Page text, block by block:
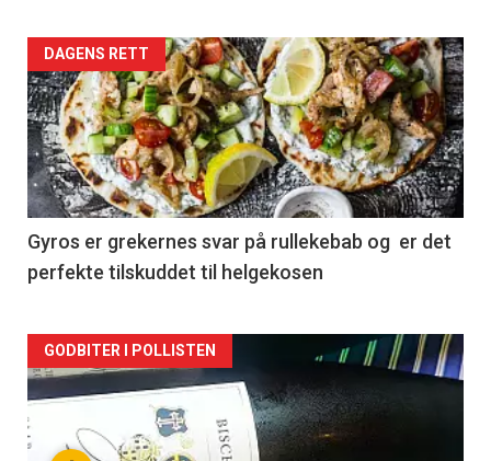
Forsiden
akkurat
nå
-
2
DAGENS RETT
Gyros er grekernes svar på rullekebab og er det
perfekte tilskuddet til helgekosen
Forsiden
akkurat
nå
GODBITER I POLLISTEN